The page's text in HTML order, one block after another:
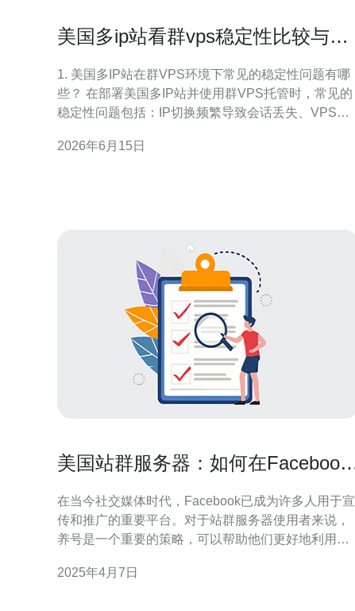
美国多ip站看群vps稳定性比较与实
1. 美国多IP站在群VPS环境下常见的稳定性问题有哪
些？ 在部署美国多IP站并使用群VPS托管时，常见的
稳定性问题包括：IP切换频繁导致会话丢失、VPS网
主机资源（CPU/内存）不足导致进程被重启、以及被
2026年6月15日
美国站群服务器：如何在Facebook
在当今社交媒体时代，Facebook已成为许多人用于宣
传和推广的重要平台。对于站群服务器使用者来说，
养号是一个重要的策略，可以帮助他们更好地利用
号。 首先，为了在Facebook上养号，站群服务器的选
2025年4月7日